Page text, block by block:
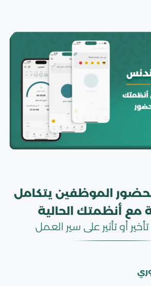
الموظفين يتكامل
مع أنظمتك الحالية
أو تأثير على سير العمل